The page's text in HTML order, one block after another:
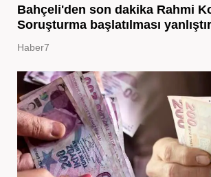
Bahçeli'den son dakika Rahmi
Soruşturma başlatılması yanlıştır
Haber7